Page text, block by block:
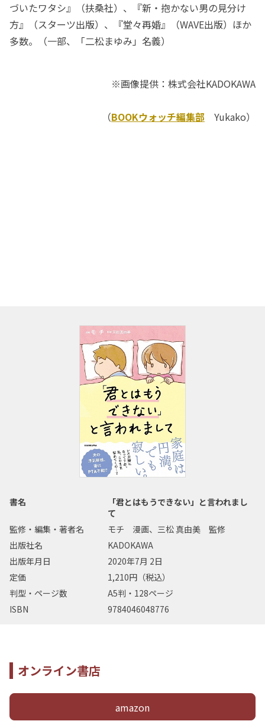
づいたワタシ』（扶桑社）、『新・抱かない男の見分け
方』（スターツ出版）、『堂々再婚』（WAVE出版）ほか
多数。（一部、「二松まゆみ」名義）
※画像提供：株式会社KADOKAWA
（BOOKウォッチ編集部 Yukako）
書名
「君とはもうできない」と言われまし
て
監修・編集・著者名
モチ 漫画、三松 真由美 監修
出版社名
KADOKAWA
出版年月日
2020年7月 2日
定価
1,210円（税込）
判型・ページ数
A5判・128ページ
ISBN
9784046048776
オンライン書店
amazon